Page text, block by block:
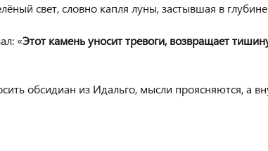
свет, словно капля луны, застывшая в
«Этот камень уносит тревоги, возвращает
обсидиан из Идальго, мысли проясняются, а